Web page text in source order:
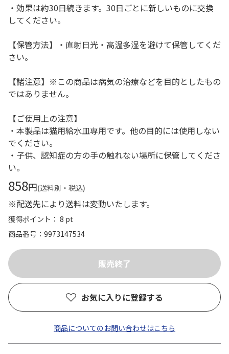
・効果は約30日続きます。30日ごとに新しいものに交換
してください。
【保管方法】・直射日光・高温多湿を避けて保管してくだ
さい。
【諸注意】※この商品は病気の治療などを目的としたもの
ではありません。
【ご使用上の注意】
・本製品は猫用給水皿専用です。他の目的には使用しない
でください。
・子供、認知症の方の手の触れない場所に保管してくださ
い。
858円(送料別・税込)
※配送先により送料は変動いたします。
獲得ポイント： 8 pt
商品番号
9973147534
お気に入りに登録する
商品についてのお問い合わせはこちら